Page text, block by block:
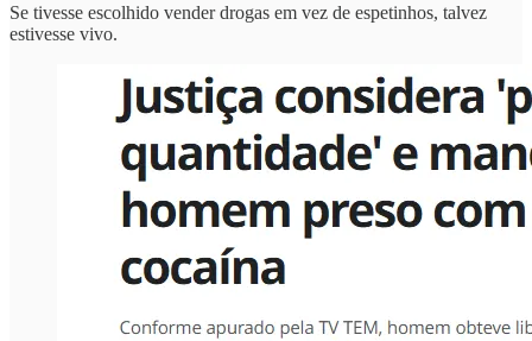
Se tivesse escolhido vender drogas em vez de espetinhos, talvez
estivesse vivo.